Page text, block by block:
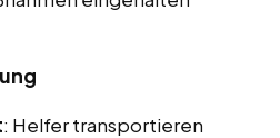
: Helfer transportieren